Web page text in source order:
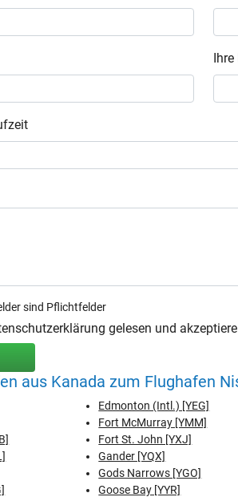
Ihre
sind Pflichtfelder
gelesen und
aus Kanada zum Flughafen
Edmonton (Intl.) [YEG]
Fort McMurray [YMM]
Fort St. John [YXJ]
Gander [YQX]
Gods Narrows [YGO]
Goose Bay [YYR]